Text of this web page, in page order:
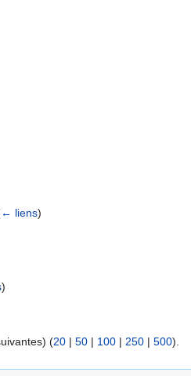
← liens)
)
(20 | 50 | 100 | 250 | 500).